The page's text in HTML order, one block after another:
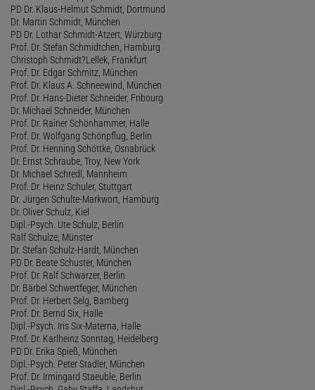
PD Dr. Klaus-Helmut Schmidt, Dortmund
Dr. Martin Schmidt, München
PD Dr. Lothar Schmidt-Atzert, Würzburg
Prof. Dr. Stefan Schmidtchen, Hamburg
Christoph Schmidt?Lellek, Frankfurt
Prof. Dr. Edgar Schmitz, München
Prof. Dr. Klaus A. Schneewind, München
Prof. Dr. Hans-Dieter Schneider, Fribourg
Dr. Michael Schneider, München
Prof. Dr. Rainer Schönhammer, Halle
Prof. Dr. Wolfgang Schönpflug, Berlin
Prof. Dr. Henning Schöttke, Osnabrück
Dr. Ernst Schraube, Troy, New York
Dr. Michael Schredl, Mannheim
Prof. Dr. Heinz Schuler, Stuttgart
Dr. Jürgen Schulte-Markwort, Hamburg
Dr. Oliver Schulz, Kiel
Dipl.-Psych. Ute Schulz, Berlin
Ralf Schulze, Münster
Dr. Stefan Schulz-Hardt, München
PD Dr. Beate Schuster, München
Prof. Dr. Ralf Schwarzer, Berlin
Dr. Bärbel Schwertfeger, München
Prof. Dr. Herbert Selg, Bamberg
Prof. Dr. Bernd Six, Halle
Dipl.-Psych. Iris Six-Materna, Halle
Prof. Dr. Karlheinz Sonntag, Heidelberg
PD Dr. Erika Spieß, München
Dipl.-Psych. Peter Stadler, München
Prof. Dr. Irmingard Staeuble, Berlin